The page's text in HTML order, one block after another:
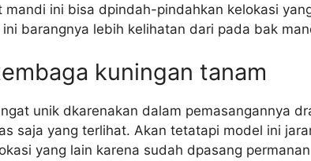
ini bisa dpindah-pindahkan kelokasi
barangnya lebih kelihatan dari pada bak
kuningan tanam
unik dkarenakan dalam pemasangannya
saja yang terlihat. Akan tetatapi model ini
yang lain karena sudah dpasang